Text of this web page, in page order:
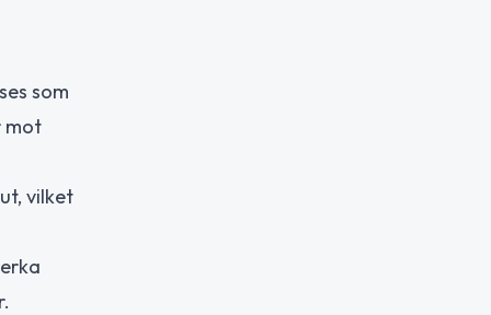
som
mot
vilket